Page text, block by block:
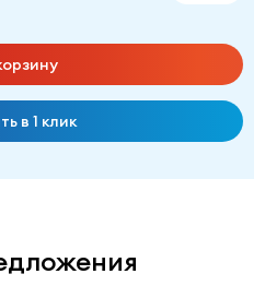
в 1 клик